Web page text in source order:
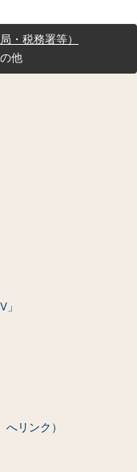
・税務署等）
他
リンク）